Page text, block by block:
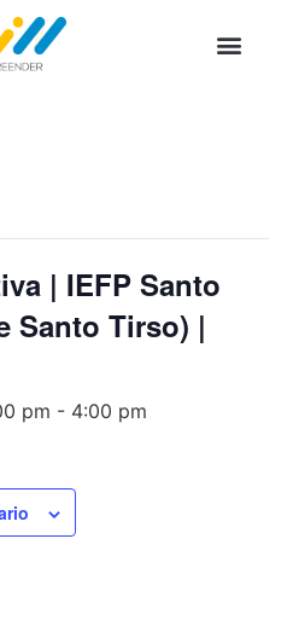
| IEFP Santo
Santo Tirso) |
pm - 4:00 pm